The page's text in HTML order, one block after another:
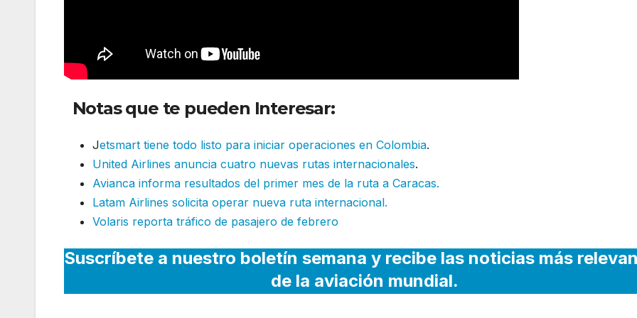
Notas que te pueden Interesar:
Jetsmart tiene todo listo para iniciar operaciones en Colombia.
United Airlines anuncia cuatro nuevas rutas internacionales.
Avianca informa resultados del primer mes de la ruta a Caracas.
Latam Airlines solicita operar nueva ruta internacional.
Volaris reporta tráfico de pasajero de febrero
Suscríbete a nuestro boletín semana y recibe las noticias más
de la aviación mundial.